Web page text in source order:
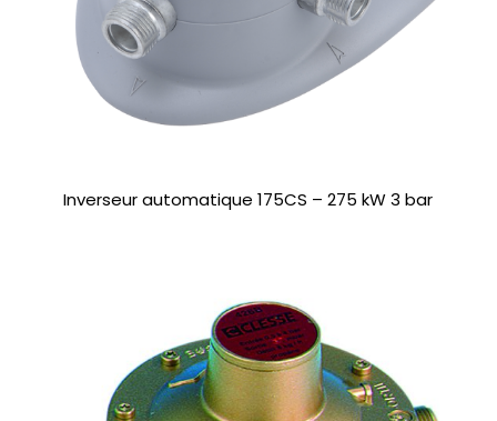
Inverseur automatique 175CS – 275 kW 3 bar